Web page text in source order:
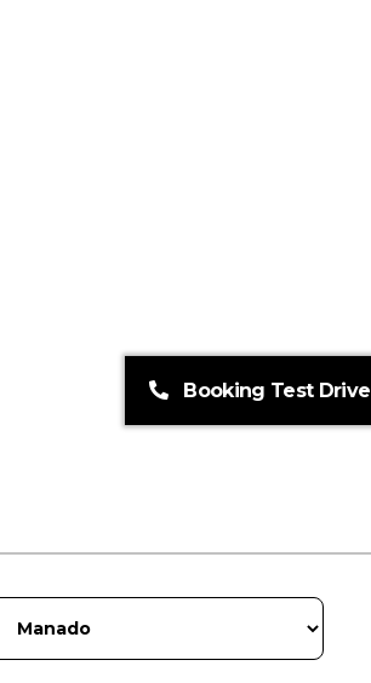
Booking Test Drive